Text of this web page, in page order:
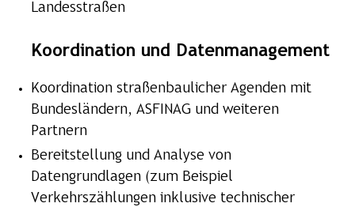
Landesstraßen
Koordination und Datenmanagement
Koordination straßenbaulicher Agenden mit
Bundesländern, ASFINAG und weiteren
Partnern
Bereitstellung und Analyse von
Datengrundlagen (zum Beispiel
Verkehrszählungen inklusive technischer